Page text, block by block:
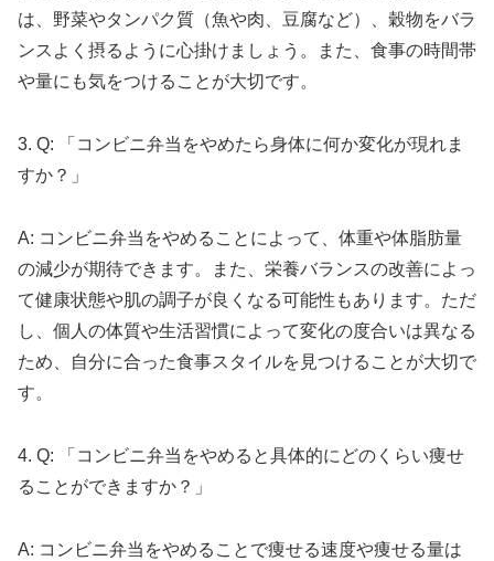
は、野菜やタンパク質（魚や肉、豆腐など）、穀物をバラ
ンスよく摂るように心掛けましょう。また、食事の時間帯
や量にも気をつけることが大切です。
3. Q: 「コンビニ弁当をやめたら身体に何か変化が現れま
すか？」
A: コンビニ弁当をやめることによって、体重や体脂肪量
の減少が期待できます。また、栄養バランスの改善によっ
て健康状態や肌の調子が良くなる可能性もあります。ただ
し、個人の体質や生活習慣によって変化の度合いは異なる
ため、自分に合った食事スタイルを見つけることが大切で
す。
4. Q: 「コンビニ弁当をやめると具体的にどのくらい痩せ
ることができますか？」
A: コンビニ弁当をやめることで痩せる速度や痩せる量は